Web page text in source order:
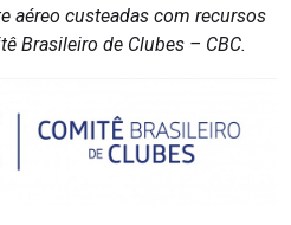
aéreo custeadas com recursos
Brasileiro de Clubes – CBC.